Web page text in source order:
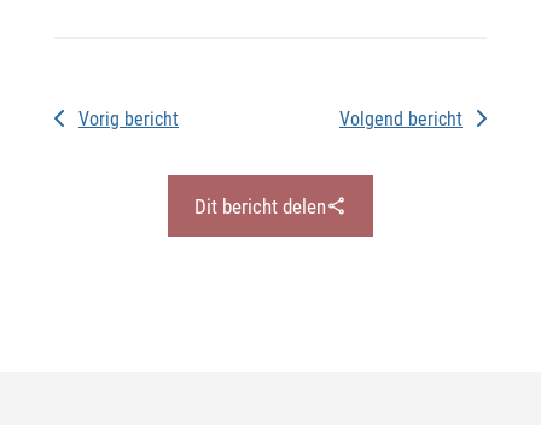
Vorig bericht Volgend bericht
Dit bericht delen